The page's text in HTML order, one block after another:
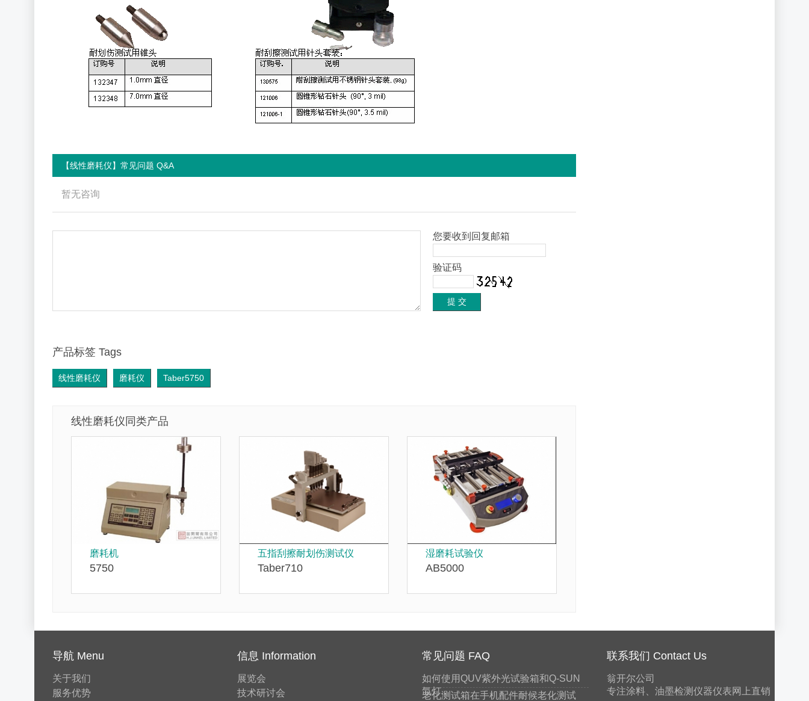
【线性磨耗仪】常见问题 Q&A
暂无咨询
您要收到回复邮箱
验证码
产品标签 Tags
线性磨耗仪 磨耗仪 Taber5750
线性磨耗仪同类产品
磨耗机
5750
五指刮擦耐划伤测试仪
Taber710
湿磨耗试验仪
AB5000
导航 Menu
关于我们
服务优势
信息 Information
展览会
技术研讨会
常见问题 FAQ
如何使用QUV紫外光试验箱和Q-SUN
氙灯..
老化测试箱在手机配件耐候老化测试
联系我们 Contact Us
翁开尔公司
专注涂料、油墨检测仪器仪表网上直销